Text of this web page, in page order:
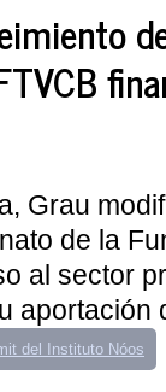
Grau
de la
al sector
aportación
del Instituto Nóos